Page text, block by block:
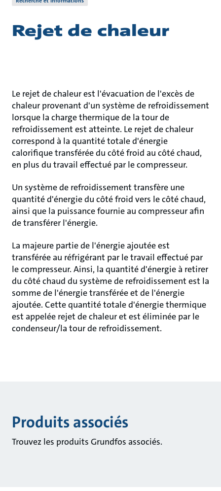
Rejet de chaleur
Le rejet de chaleur est l'évacuation de l'excès de
chaleur provenant d'un système de refroidissement
lorsque la charge thermique de la tour de
refroidissement est atteinte. Le rejet de chaleur
correspond à la quantité totale d'énergie
calorifique transférée du côté froid au côté chaud,
en plus du travail effectué par le compresseur.
Un système de refroidissement transfère une
quantité d'énergie du côté froid vers le côté chaud,
ainsi que la puissance fournie au compresseur afin
de transférer l'énergie.
La majeure partie de l'énergie ajoutée est
transférée au réfrigérant par le travail effectué par
le compresseur. Ainsi, la quantité d'énergie à retirer
du côté chaud du système de refroidissement est la
somme de l'énergie transférée et de l'énergie
ajoutée. Cette quantité totale d'énergie thermique
est appelée rejet de chaleur et est éliminée par le
condenseur/la tour de refroidissement.
Produits associés
Trouvez les produits Grundfos associés.